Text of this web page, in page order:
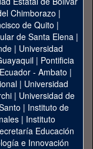
Chimborazo |
de Quito |
de Santa Elena|
| Universidad
| Pontificia
- Ambato |
| Universidad
| Universidad de
| Instituto de
| Instituto
Educación
e Innovación